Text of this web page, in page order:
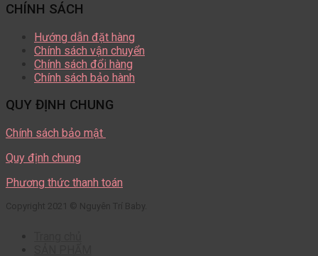
CHÍNH SÁCH
Hướng dẫn đặt hàng
Chính sách vận chuyển
Chính sách đổi hàng
Chính sách bảo hành
QUY ĐỊNH CHUNG
Chính sách bảo mật
Quy định chung
Phương thức thanh toán
Copyright 2021 © Nguyên Trí Baby.